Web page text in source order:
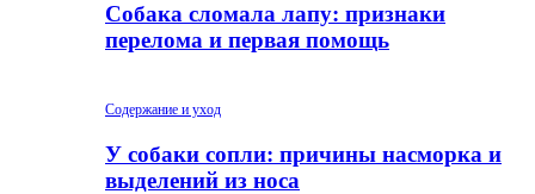
Собака сломала лапу: признаки
перелома и первая помощь
Содержание и уход
У собаки сопли: причины насморка и
выделений из носа